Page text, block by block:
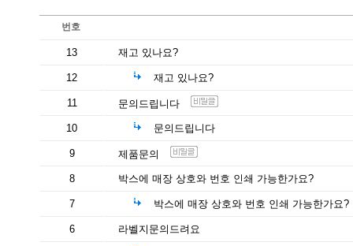
번호
13 재고 있나요?
12 재고 있나요?
11 문의드립니다
10 문의드립니다
9 제품문의
8 박스에 매장 상호와 번호 인쇄 가능한가요?
7 박스에 매장 상호와 번호 인쇄 가능한가요?
6 라벨지문의드려요